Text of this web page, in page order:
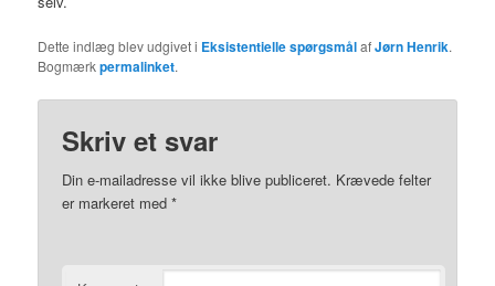
Dette indlæg blev udgivet i Eksistentielle spørgsmålafJørn Henrik.
Bogmærkpermalinket.
Skriv et svar
Din e-mailadresse vil ikke blive publiceret. Krævede felter
er markeret med*